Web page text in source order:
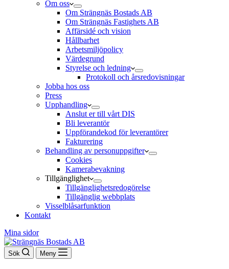
Om oss
Om Strängnäs Bostads AB
Om Strängnäs Fastighets AB
Affärsidé och vision
Hållbarhet
Arbetsmiljöpolicy
Värdegrund
Styrelse och ledning
Protokoll och årsredovisningar
Jobba hos oss
Press
Upphandling
Anslut er till vårt DIS
Bli leverantör
Uppförandekod för leverantörer
Fakturering
Behandling av personuppgifter
Cookies
Kamerabevakning
Tillgänglighet
Tillgänglighetsredogörelse
Tillgänglig webbplats
Visselblåsarfunktion
Kontakt
Mina sidor
Sök Meny